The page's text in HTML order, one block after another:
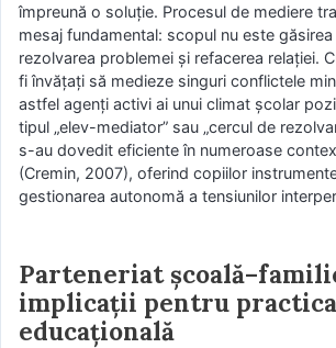
împreună o soluție. Procesul de mediere
mesaj fundamental: scopul nu este găsirea
rezolvarea problemei și refacerea relației.
fi învățați să medieze singuri conflictele
astfel agenți activi ai unui climat școlar
tipul „elev-mediator” sau „cercul de
s-au dovedit eficiente în numeroase
(Cremin, 2007), oferind copiilor
gestionarea autonomă a tensiunilor
Parteneriat
implicații pentru practica
educațională